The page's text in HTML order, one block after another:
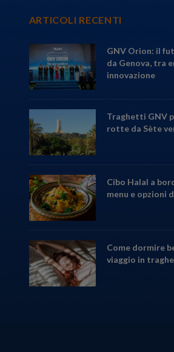
ARTICOLI RECENTI
GNV Orion: il
da Genova, tra
innovazione
Traghetti GNV
rotte da Sète
Cibo Halal a
menu e opzioni
Come dormire
viaggio in